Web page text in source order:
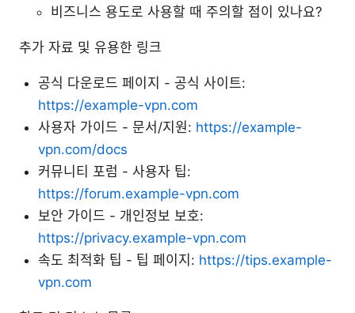
비즈니스 용도로 사용할 때 주의할 점이 있나요?
추가 자료 및 유용한 링크
공식 다운로드 페이지 - 공식 사이트:
https://example-vpn.com
사용자 가이드 - 문서/지원: https://example-
vpn.com/docs
커뮤니티 포럼 - 사용자 팁:
https://forum.example-vpn.com
보안 가이드 - 개인정보 보호:
https://privacy.example-vpn.com
속도 최적화 팁 - 팁 페이지: https://tips.example-
vpn.com